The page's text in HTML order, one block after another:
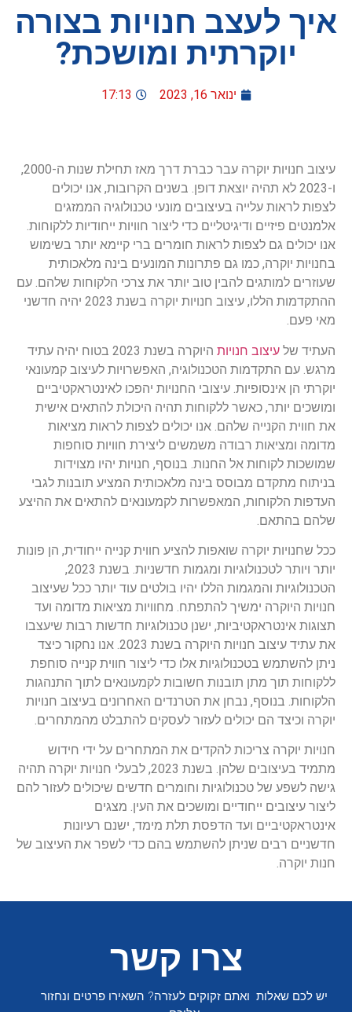
איך לעצב חנויות בצורה
יוקרתית ומושכת?
ינואר 16, 2023 17:13
עיצוב חנויות יוקרה עבר כברת דרך מאז תחילת שנות ה-2000,
ו-2023 לא תהיה יוצאת דופן. בשנים הקרובות, אנו יכולים
לצפות לראות עלייה בעיצובים מונעי טכנולוגיה הממזגים
אלמנטים פיזיים ודיגיטליים כדי ליצור חוויות ייחודיות ללקוחות.
אנו יכולים גם לצפות לראות חומרים ברי קיימא יותר בשימוש
בחנויות יוקרה, כמו גם פתרונות המונעים בינה מלאכותית
שעוזרים למותגים להבין טוב יותר את צרכי הלקוחות שלהם. עם
ההתקדמות הללו, עיצוב חנויות יוקרה בשנת 2023 יהיה חדשני
מאי פעם.
העתיד של עיצוב חנויות
היוקרה בשנת 2023 בטוח יהיה עתיד
מרגש. עם התקדמות הטכנולוגיה, האפשרויות לעיצוב קמעונאי
יוקרתי הן אינסופיות. עיצובי החנויות יהפכו לאינטראקטיביים
ומושכים יותר, כאשר ללקוחות תהיה היכולת להתאים אישית
את חווית הקנייה שלהם. אנו יכולים לצפות לראות מציאות
מדומה ומציאות רבודה משמשים ליצירת חוויות סוחפות
שמושכות לקוחות אל החנות. בנוסף, חנויות יהיו מצוידות
בניתוח מתקדם מבוסס בינה מלאכותית המציע תובנות לגבי
העדפות הלקוחות, המאפשרות לקמעונאים להתאים את ההיצע
שלהם בהתאם.
ככל שחנויות יוקרה שואפות להציע חווית קנייה ייחודית, הן פונות
יותר ויותר לטכנולוגיות ומגמות חדשניות. בשנת 2023,
הטכנולוגיות והמגמות הללו יהיו בולטים עוד יותר ככל שעיצוב
חנויות היוקרה ימשיך להתפתח. מחוויות מציאות מדומה ועד
תצוגות אינטראקטיביות, ישנן טכנולוגיות חדשות רבות שיעצבו
את עתיד עיצוב חנויות היוקרה בשנת 2023. אנו נחקור כיצד
ניתן להשתמש בטכנולוגיות אלו כדי ליצור חווית קנייה סוחפת
ללקוחות תוך מתן תובנות חשובות לקמעונאים לתוך התנהגות
הלקוחות. בנוסף, נבחן את הטרנדים האחרונים בעיצוב חנויות
יוקרה וכיצד הם יכולים לעזור לעסקים להתבלט מהמתחרים.
חנויות יוקרה צריכות להקדים את המתחרים על ידי חידוש
מתמיד בעיצובים שלהן. בשנת 2023, לבעלי חנויות יוקרה תהיה
גישה לשפע של טכנולוגיות וחומרים חדשים שיכולים לעזור להם
ליצור עיצובים ייחודיים ומושכים את העין. מצגים
אינטראקטיביים ועד הדפסת תלת מימד, ישנם רעיונות
חדשניים רבים שניתן להשתמש בהם כדי לשפר את העיצוב של
חנות יוקרה.
צרו קשר
יש לכם שאלות ואתם זקוקים לעזרה? השאירו פרטים ונחזור